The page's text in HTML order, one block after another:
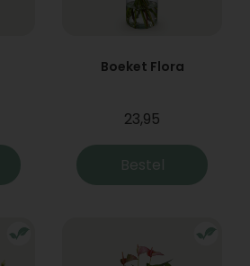
Boeket Flora
23,95
Bestel